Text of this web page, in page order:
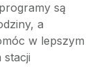
są
a
w lepszym